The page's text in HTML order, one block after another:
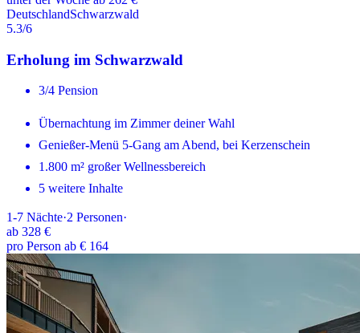
DeutschlandSchwarzwald
5.3/6
Erholung im Schwarzwald
3/4 Pension
Übernachtung im Zimmer deiner Wahl
Genießer-Menü 5-Gang am Abend, bei Kerzenschein
1.800 m² großer Wellnessbereich
5 weitere Inhalte
1-7 Nächte·2 Personen·
ab 328 €
pro Person ab € 164